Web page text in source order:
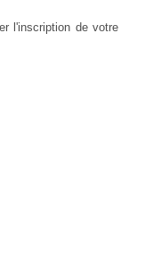
l'inscription de votre